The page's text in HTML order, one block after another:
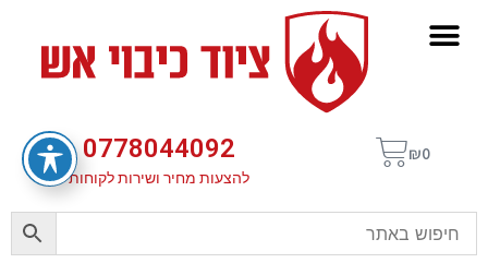
₪0
0778044092
להצעות מחיר ושירות לקוחות